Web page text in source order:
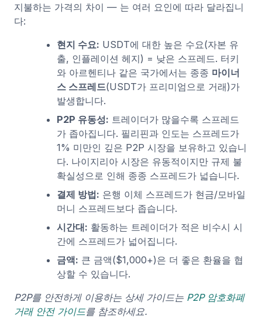
지불하는 가격의 차이 — 는 여러 요인에 따라 달라집니
다:
현지 수요: USDT에 대한 높은 수요(자본 유
출, 인플레이션 헤지) = 낮은 스프레드. 터키
와 아르헨티나 같은 국가에서는 종종 마이너
스 스프레드(USDT가 프리미엄으로 거래)가
발생합니다.
P2P 유동성: 트레이더가 많을수록 스프레드
가 좁아집니다. 필리핀과 인도는 스프레드가
1% 미만인 깊은 P2P 시장을 보유하고 있습니
다. 나이지리아 시장은 유동적이지만 규제 불
확실성으로 인해 종종 스프레드가 넓습니다.
결제 방법: 은행 이체 스프레드가 현금/모바일
머니 스프레드보다 좁습니다.
시간대: 활동하는 트레이더가 적은 비수시 시
간에 스프레드가 넓어집니다.
금액: 큰 금액($1,000+)은 더 좋은 환율을 협
상할 수 있습니다.
P2P를 안전하게 이용하는 상세 가이드는 P2P 암호화폐
거래 안전 가이드를 참조하세요.